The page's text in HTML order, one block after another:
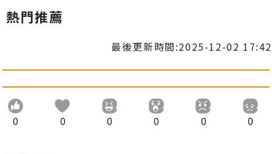
熱門推薦
最後更新時間:2025-12-02 17:42
0 0 0 0 0 0